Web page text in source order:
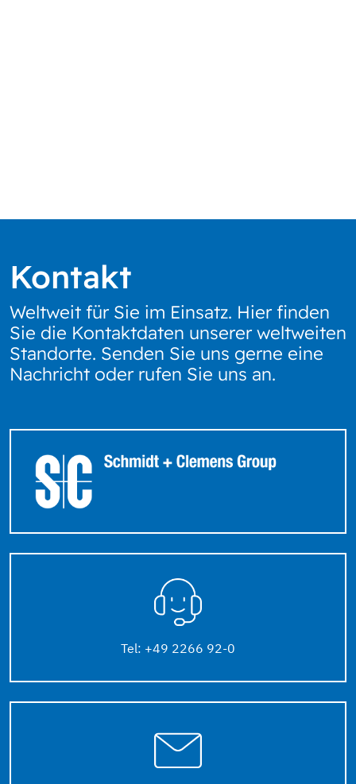
Kontakt
Weltweit für Sie im Einsatz. Hier finden
Sie die Kontaktdaten unserer weltweiten
Standorte. Senden Sie uns gerne eine
Nachricht oder rufen Sie uns an.
Tel: +49 2266 92-0